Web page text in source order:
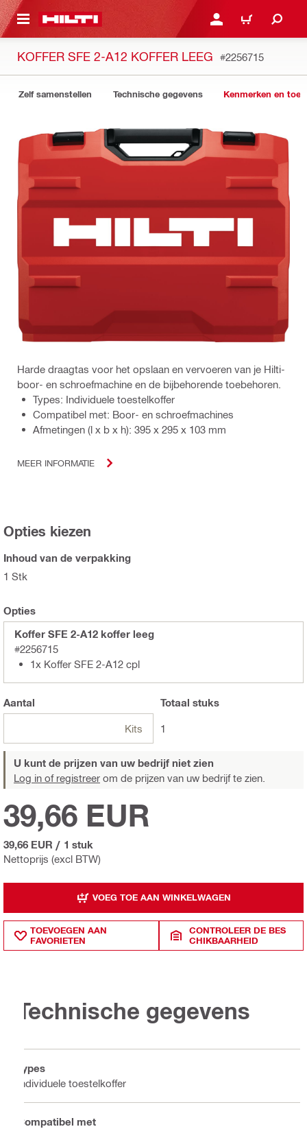
HOOFDINHOUD LOG IN OF REGISTREER
WINKELWAGEN
KOFFER SFE 2-A12 KOFFER LEEG #2256715
Zelf samenstellen Technische gegevens Kenmerken en
Harde draagtas voor het opslaan en vervoeren van je Hilti-
boor- en schroefmachine en de bijbehorende toebehoren.
Types: Individuele toestelkoffer
Compatibel met: Boor- en schroefmachines
Afmetingen (l x b x h): 395 x 295 x 103 mm
MEER INFORMATIE
Opties kiezen
Inhoud van de verpakking
1 Stk
Opties
Koffer SFE 2-A12 koffer leeg
#2256715
1x Koffer SFE 2-A12 cpl
Aantal
Kits
Totaal stuks
1
U kunt de prijzen van uw bedrijf niet zien
Log in of registreer om de prijzen van uw bedrijf te zien.
Nettoprijs (excl BTW)
39,66 EUR
39,66 EUR / 1 stuk
VOEG TOE AAN WINKELWAGEN
TOEVOEGEN AAN
FAVORIETEN
CONTROLEER DE BES
CHIKBAARHEID
Technische gegevens
Types
Individuele toestelkoffer
Compatibel met